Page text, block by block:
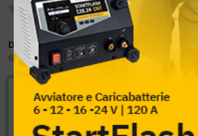
Da alfredo1981
6 Agosto 2015inClima
VAI ALLA SOLUZIONE
Risolta da alfredo1981, 6